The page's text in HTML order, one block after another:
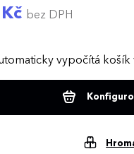
bez DPH
vypočítá